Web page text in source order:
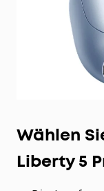
Wählen
Liberty 5